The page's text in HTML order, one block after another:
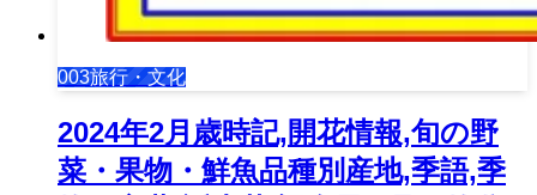
003旅行・文化
2024年2月歳時記,開花情報,旬の野
菜・果物・鮮魚品種別産地,季語,季